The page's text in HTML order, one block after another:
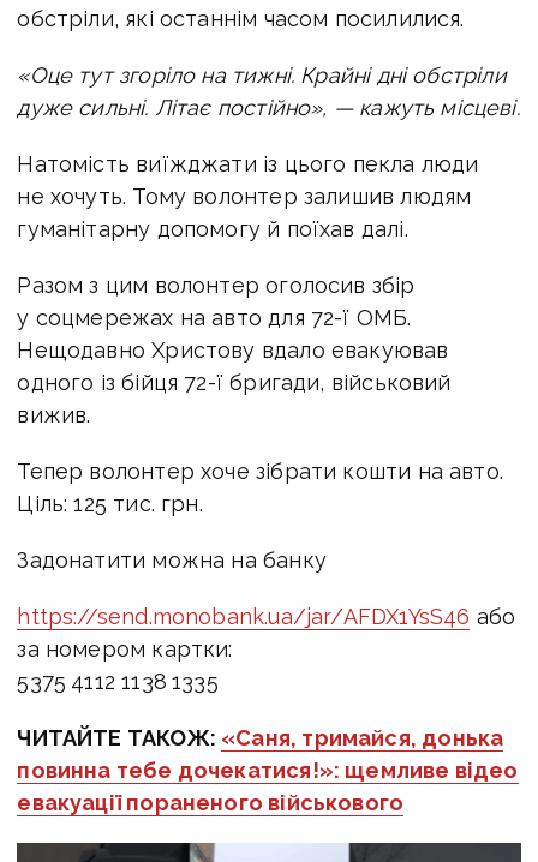
обстріли, які останнім часом посилилися.
«Оце тут згоріло на тижні. Крайні дні обстріли
дуже сильні. Літає постійно», — кажуть місцеві.
Натомість виїжджати із цього пекла люди
не хочуть. Тому волонтер залишив людям
гуманітарну допомогу й поїхав далі.
Разом з цим волонтер оголосив збір
у соцмережах на авто для 72-ї ОМБ.
Нещодавно Христову вдало евакуював
одного із бійця 72-ї бригади, військовий
вижив.
Тепер волонтер хоче зібрати кошти на авто.
Ціль: 125 тис. грн.
Задонатити можна на банку
https://send.monobank.ua/jar/AFDX1YsS46 або
за номером картки:
5375 4112 1138 1335
ЧИТАЙТЕ ТАКОЖ: «Саня, тримайся, донька
повинна тебе дочекатися!»: щемливе відео
евакуації пораненого військового